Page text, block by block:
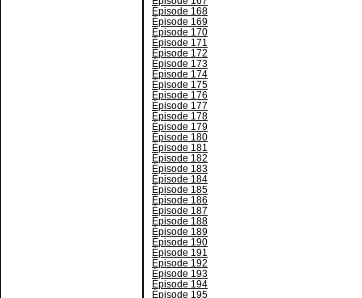
Épisode 168
Épisode 169
Épisode 170
Épisode 171
Épisode 172
Épisode 173
Épisode 174
Épisode 175
Épisode 176
Épisode 177
Épisode 178
Épisode 179
Épisode 180
Épisode 181
Épisode 182
Épisode 183
Épisode 184
Épisode 185
Épisode 186
Épisode 187
Épisode 188
Épisode 189
Épisode 190
Épisode 191
Épisode 192
Épisode 193
Épisode 194
Épisode 195